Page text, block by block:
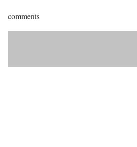
comments